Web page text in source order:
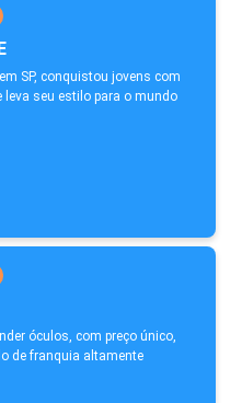
SP, conquistou jovens com
leva seu estilo para o mundo
óculos, com preço único,
de franquia altamente